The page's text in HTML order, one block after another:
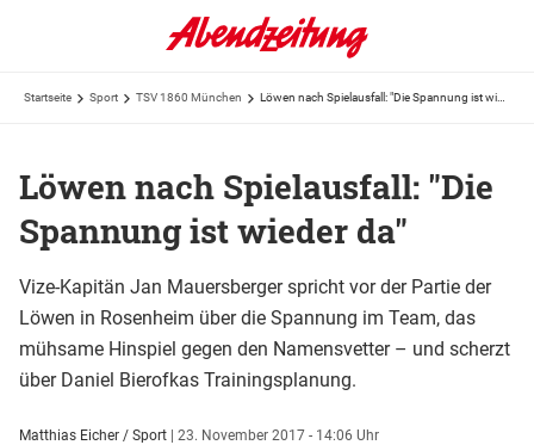
Startseite Sport TSV 1860 München
Löwen nach Spielausfall: "Die
Spannung ist wieder da"
Vize-Kapitän Jan Mauersberger spricht vor der Partie der
Löwen in Rosenheim über die Spannung im Team, das
mühsame Hinspiel gegen den Namensvetter – und scherzt
über Daniel Bierofkas Trainingsplanung.
Matthias Eicher / Sport | 23. November 2017 - 14:06 Uhr